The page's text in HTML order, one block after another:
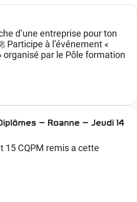
d’une entreprise pour ton
Participe à l’événement «
organisé par le Pôle formation
– Roanne – Jeudi 14
15 CQPM remis a cette